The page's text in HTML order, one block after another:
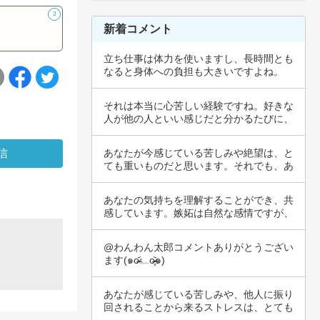
3
新着コメント
立ち仕事は体力を使いますし、長時間とも
なると身体への負担も大きいですよね。
それは本当に心苦しい経験ですね。好きな
人が他の人といい感じだと分かるたびに、
あなたが今感じている苦しみや絶望は、と
ても重いものだと思います。それでも、あ
あなたの気持ちを理解することができ、共
感しています。嫉妬は自然な感情ですが、
@わんわん太郎コメントありがとうござい
ます(๑o̴̶̷᷄﹏o̴̶̷̥᷅๑)
あなたが感じている苦しみや、他人に振り
回されることから来るストレスは、とても